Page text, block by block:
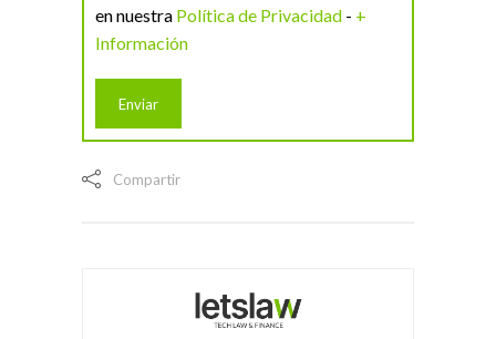
en nuestra Política de Privacidad - +
Información
Compartir